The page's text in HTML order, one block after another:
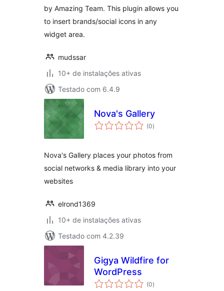
by Amazing Team. This plugin allows you
to insert brands/social icons in any
widget area.
mudssar
10+ de instalações ativas
Testado com 6.4.9
Nova's Gallery
(0total
de
)
Nova's Gallery places your photos from
social networks & media library into your
websites
elrond1369
10+ de instalações ativas
Testado com 4.2.39
Gigya Wildfire for
WordPress
(0total
de
)